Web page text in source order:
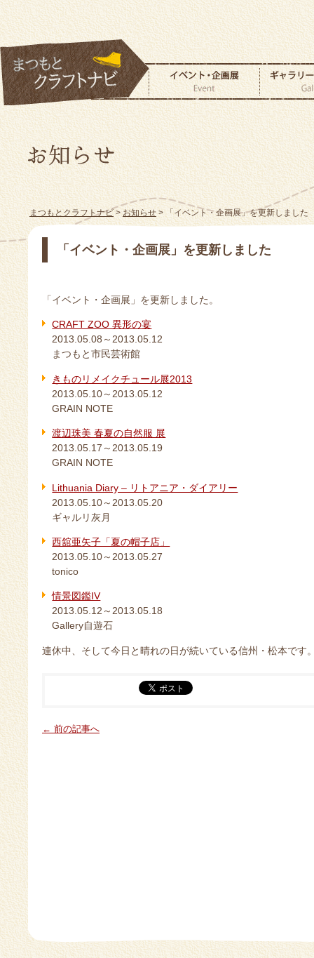
まつもとクラフトナビ>お知らせ> 「イベント・企画展」を更新しました
「イベント・企画展」を更新しました
「イベント・企画展」を更新しました。
CRAFT ZOO 異形の宴
2013.05.08～2013.05.12
まつもと市民芸術館
きものリメイクチュール展2013
2013.05.10～2013.05.12
GRAIN NOTE
渡辺珠美 春夏の自然服 展
2013.05.17～2013.05.19
GRAIN NOTE
Lithuania Diary – リトアニア・ダイアリー
2013.05.10～2013.05.20
ギャルリ灰月
西舘亜矢子「夏の帽子店」
2013.05.10～2013.05.27
tonico
情景図鑑IV
2013.05.12～2013.05.18
Gallery自遊石
連休中、そして今日と晴れの日が続いている信州・松本です
← 前の記事へ